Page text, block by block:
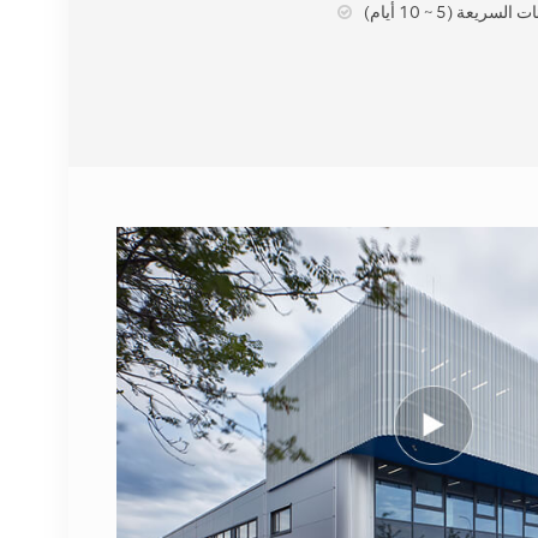
1662SMC 3AL98324AA
SYNTH4V2 لمعدات
الاتصالات Alcatel Lucent
عرض التفاصيل
إريكسون 2212 B31 KRC
161 893/1 وحدة الراديو
عن بعد
(5 ~ 10 أيام)